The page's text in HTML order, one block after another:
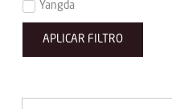
Yangda
APLICAR FILTRO